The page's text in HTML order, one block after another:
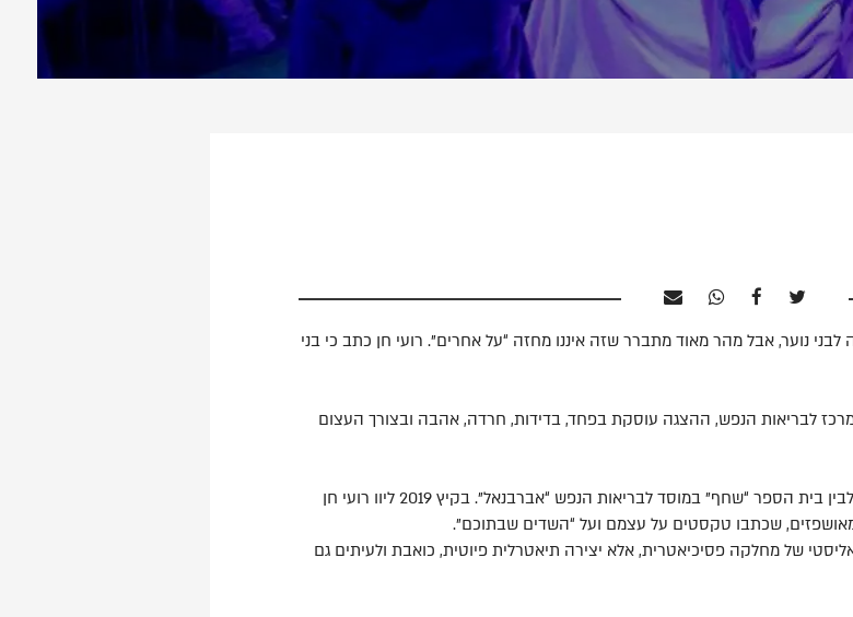
נוער, אבל מהר מאוד מתברר שזה איננו מחזה “על אחרים”. רועי חן כתב כי בני
לבריאות הנפש, ההצגה עוסקת בפחד, בדידות, חרדה, אהבה ובצורך העצום
המחזה נולד מתוך מפגש אמיתי בין תיאטרון גשר לבין בית הספר “שחף” במוסד לבריאות הנפש “אברבנאל”. בקיץ 2019 ליוו רועי חן
מאושפזים, שכתבו טקסטים על עצמם ועל “השדים שבתוכם".
של מחלקה פסיכיאטרית, אלא יצירה תיאטרלית פיוטית, כואבת ולעיתים גם